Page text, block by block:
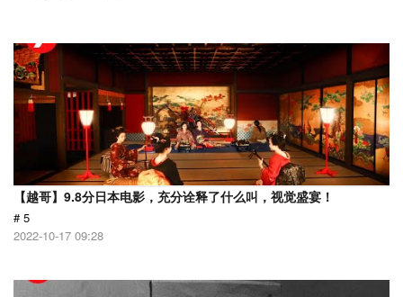
【越哥】9.8分日本电影，充分诠释了什么叫，视觉盛宴！
# 5
2022-10-17 09:28